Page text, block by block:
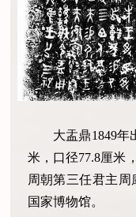
大盂鼎1849年
米，口径77.8厘米
周朝第三任君主
国家博物馆。